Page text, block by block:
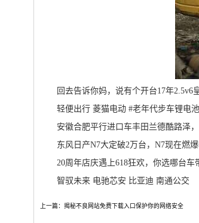
回去告诉你妈，说有个开台17年2.5v6
轻便出行 菱猫电动 #老年代步车锂电池
安徽合肥平行进口车丰田兰德酷路泽，
东风日产N7大定破2万台，N7现在燃爆
20周年店庆遇上618狂欢，你选哪台车
智驭未来 电驰芯安 比亚迪 南通公交
上一篇：揭秘不良网站免费下载入口保护你的网络安全